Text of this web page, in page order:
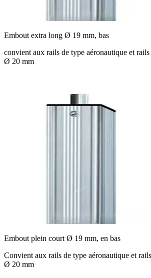
Embout extra long Ø 19 mm, bas
convient aux rails de type aéronautique et
Ø 20 mm
Embout plein court Ø 19 mm, en bas
Convient aux rails de type aéronautique et
Ø 20 mm